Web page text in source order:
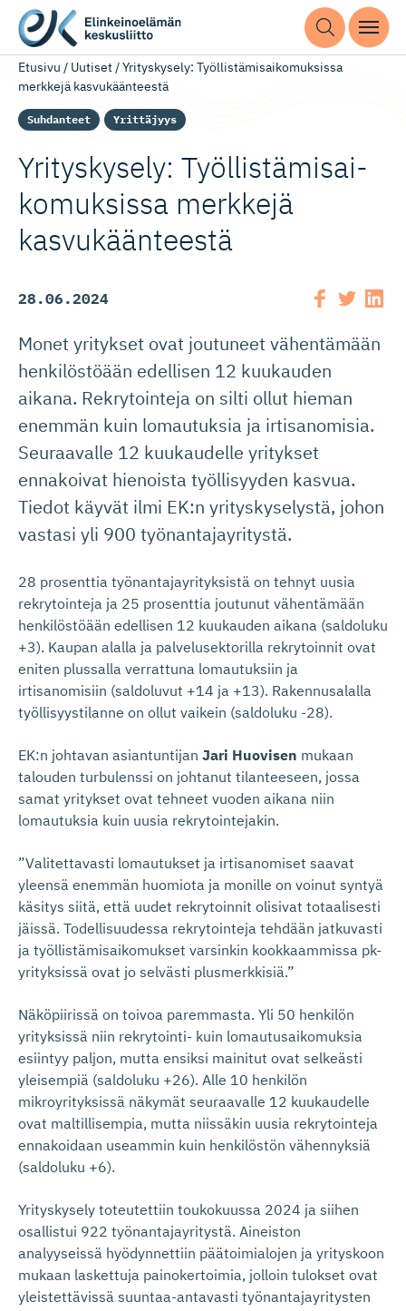
Etusivu / Uutiset/Yrityskysely: Työllistämisaikomuksissa
merkkejä kasvukäänteestä
Suhdanteet Yrittäjyys
Yrityskysely: Työllistä­mi­sai­
ko­muksissa merkkejä
kasvukäänteestä
28.06.2024
Monet yritykset ovat joutuneet vähentämään
henkilöstöään edellisen 12 kuukauden
aikana. Rekrytointeja on silti ollut hieman
enemmän kuin lomautuksia ja irtisanomisia.
Seuraavalle 12 kuukaudelle yritykset
ennakoivat hienoista työllisyyden kasvua.
Tiedot käyvät ilmi EK:n yrityskyselystä, johon
vastasi yli 900 työnantajayritystä.
28 prosenttia työnantajayrityksistä on tehnyt uusia
rekrytointeja ja 25 prosenttia joutunut vähentämään
henkilöstöään edellisen 12 kuukauden aikana (saldoluku
+3). Kaupan alalla ja palvelusektorilla rekrytoinnit ovat
eniten plussalla verrattuna lomautuksiin ja
irtisanomisiin (saldoluvut +14 ja +13). Rakennusalalla
työllisyystilanne on ollut vaikein (saldoluku -28).
EK:n johtavan asiantuntijan Jari Huovisen mukaan
talouden turbulenssi on johtanut tilanteeseen, jossa
samat yritykset ovat tehneet vuoden aikana niin
lomautuksia kuin uusia rekrytointejakin.
”Valitettavasti lomautukset ja irtisanomiset saavat
yleensä enemmän huomiota ja monille on voinut syntyä
käsitys siitä, että uudet rekrytoinnit olisivat totaalisesti
jäissä. Todellisuudessa rekrytointeja tehdään jatkuvasti
ja työllistämisaikomukset varsinkin kookkaammissa pk-
yrityksissä ovat jo selvästi plusmerkkisiä.”
Näköpiirissä on toivoa paremmasta. Yli 50 henkilön
yrityksissä niin rekrytointi- kuin lomautusaikomuksia
esiintyy paljon, mutta ensiksi mainitut ovat selkeästi
yleisempiä (saldoluku +26). Alle 10 henkilön
mikroyrityksissä näkymät seuraavalle 12 kuukaudelle
ovat maltillisempia, mutta niissäkin uusia rekrytointeja
ennakoidaan useammin kuin henkilöstön vähennyksiä
(saldoluku +6).
Yrityskysely toteutettiin toukokuussa 2024 ja siihen
osallistui 922 työnantajayritystä. Aineiston
analyyseissä hyödynnettiin päätoimialojen ja yrityskoon
mukaan laskettuja painokertoimia, jolloin tulokset ovat
yleistettävissä suuntaa-antavasti työnantajayritysten